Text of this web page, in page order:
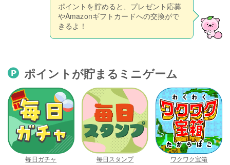
ポイントを貯めると、プレゼント応募
やAmazonギフトカードへの交換がで
きるよ！
ポイントが貯まるミニゲーム
毎日ガチャ 毎日スタンプ ワクワク宝箱